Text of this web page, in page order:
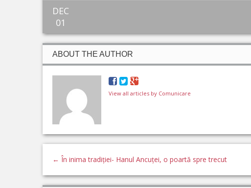
DEC
01
ABOUT THE AUTHOR
View all articles by Comunicare
← În inima tradiției- Hanul Ancuței, o poartă spre trecut